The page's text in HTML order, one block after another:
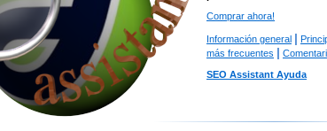
Comprar ahora!
Información general |
más frecuentes |
SEO Assistant Ayuda